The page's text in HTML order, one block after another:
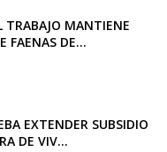
TRABAJO MANTIENE
FAENAS DE...
EXTENDER SUBSIDIO
DE VIV...